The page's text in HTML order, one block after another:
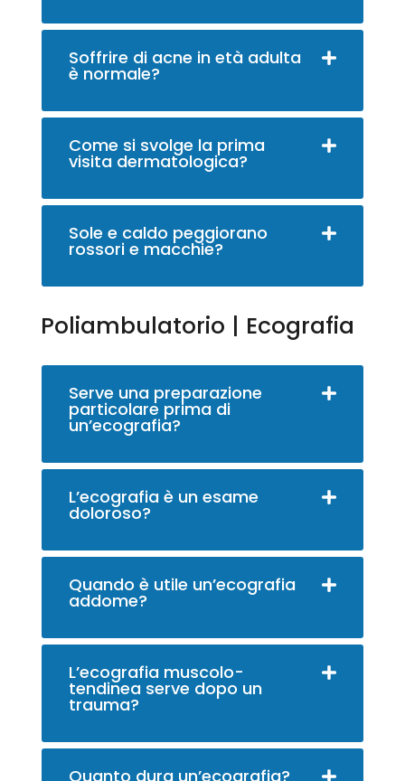
Soffrire di acne in età adulta
è normale?
Come si svolge la prima
visita dermatologica?
Sole e caldo peggiorano
rossori e macchie?
Poliambulatorio | Ecografia
Serve una preparazione
particolare prima di
un’ecografia?
L’ecografia è un esame
doloroso?
Quando è utile un’ecografia
addome?
L’ecografia muscolo-
tendinea serve dopo un
trauma?
Quanto dura un’ecografia?